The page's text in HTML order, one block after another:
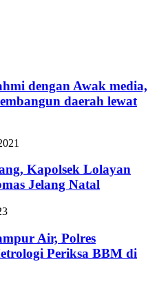
dengan Awak media,
daerah lewat
Kapolsek Lolayan
Jelang Natal
Air, Polres
Periksa BBM di